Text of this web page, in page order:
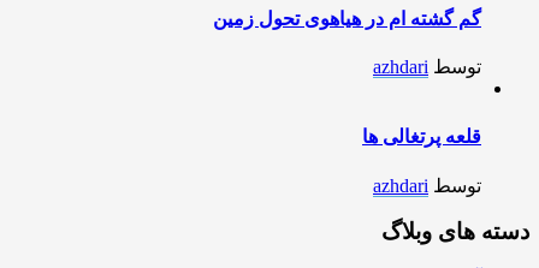
گم گشته ام در هیاهوی تحول زمین
توسط azhdari
قلعه پرتغالی ها
توسط azhdari
دسته های وبلاگ